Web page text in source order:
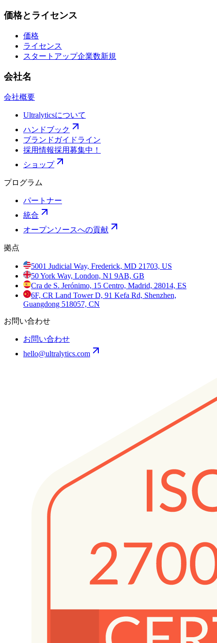
価格とライセンス
価格
ライセンス
スタートアップ企業数新規
会社名
会社概要
Ultralyticsについて
ハンドブック
ブランドガイドライン
採用情報採用募集中！
ショップ
プログラム
パートナー
統合
オープンソースへの貢献
拠点
5001 Judicial Way, Frederick, MD 21703, US
50 York Way, London, N1 9AB, GB
Cra de S. Jerónimo, 15 Centro, Madrid, 28014, ES
6F, CR Land Tower D, 91 Kefa Rd, Shenzhen,
Guangdong 518057, CN
お問い合わせ
お問い合わせ
hello@ultralytics.com